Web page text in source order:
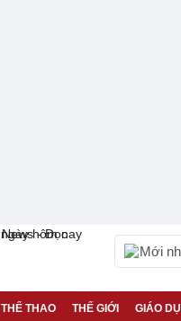
Mới
THỂ THAO THẾ GIỚI GIÁO